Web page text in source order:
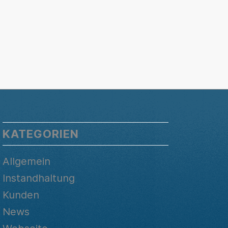
KATEGORIEN
Allgemein
Instandhaltung
Kunden
News